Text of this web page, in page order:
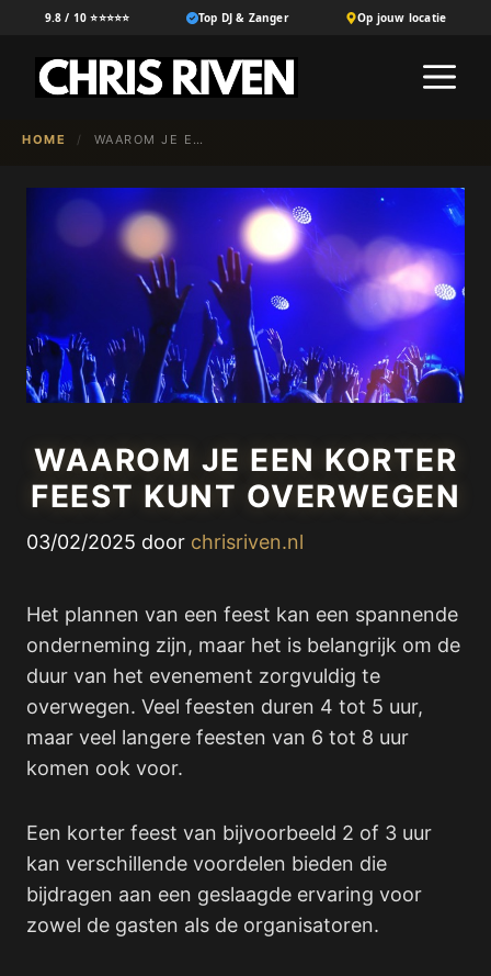
9.8 / 10 ⭐⭐⭐⭐⭐ Top DJ & Zanger Op jouw locatie
HOME / WAAROM JE EEN KORTER FEEST KUNT OVERWEGEN
WAAROM JE EEN KORTER
FEEST KUNT OVERWEGEN
03/02/2025 door chrisriven.nl
Het plannen van een feest kan een spannende
onderneming zijn, maar het is belangrijk om de
duur van het evenement zorgvuldig te
overwegen. Veel feesten duren 4 tot 5 uur,
maar veel langere feesten van 6 tot 8 uur
komen ook voor.
Een korter feest van bijvoorbeeld 2 of 3 uur
kan verschillende voordelen bieden die
bijdragen aan een geslaagde ervaring voor
zowel de gasten als de organisatoren.